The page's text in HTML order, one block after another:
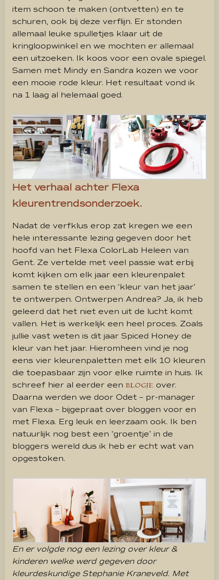
item schoon te maken (ontvetten) en te
schuren, ook bij deze verflijn. Er stonden
allemaal leuke spulletjes klaar uit de
kringloopwinkel en we mochten er allemaal
een uitzoeken. Ik koos voor een ovale spiegel.
Samen met Mindy en Sandra kozen we voor
een mooie rode kleur. Het resultaat vond ik
na 1 laag al helemaal goed.
Het verhaal achter Flexa
kleurentrendsonderzoek.
Nadat de verfklus erop zat kregen we een
hele interessante lezing gegeven door het
hoofd van het Flexa ColorLab Heleen van
Gent. Ze vertelde met veel passie wat erbij
komt kijken om elk jaar een kleurenpalet
samen te stellen en een ‘kleur van het jaar’
te ontwerpen. Ontwerpen Andrea? Ja, ik heb
geleerd dat het niet even uit de lucht komt
vallen. Het is werkelijk een heel proces. Zoals
jullie vast weten is dit jaar Spiced Honey de
kleur van het jaar. Hieromheen vind je nog
eens vier kleurenpaletten met elk 10 kleuren
die toepasbaar zijn voor elke ruimte in huis. Ik
schreef hier al eerder een BLOGJE over.
Daarna werden we door Odet – pr-manager
van Flexa – bijgepraat over bloggen voor en
met Flexa. Erg leuk en leerzaam ook. Ik ben
natuurlijk nog best een ‘groentje’ in de
bloggers wereld dus ik heb er echt wat van
opgestoken.
En er volgde nog een lezing over kleur &
kinderen welke werd gegeven door
kleurdeskundige Stephanie Kraneveld. Met